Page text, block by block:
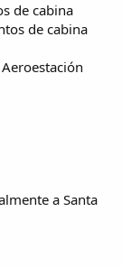
de cabina
de cabina
a Santa